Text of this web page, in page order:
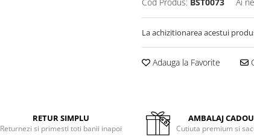
La achizitionarea acestui
Adauga la Favorite
RETUR SIMPLU
Returnezi si primesti toti banii inapoi
AMBALAJ
Cutiuta premium si